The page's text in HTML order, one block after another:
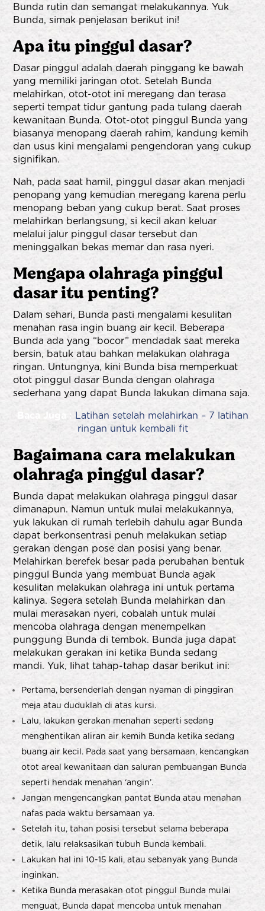
Bunda rutin dan semangat melakukannya. Yuk
Bunda, simak penjelasan berikut ini!
Apa itu pinggul dasar?
Dasar pinggul adalah daerah pinggang ke bawah
yang memiliki jaringan otot. Setelah Bunda
melahirkan, otot-otot ini meregang dan terasa
seperti tempat tidur gantung pada tulang daerah
kewanitaan Bunda. Otot-otot pinggul Bunda yang
biasanya menopang daerah rahim, kandung kemih
dan usus kini mengalami pengendoran yang cukup
signifikan.
Nah, pada saat hamil, pinggul dasar akan menjadi
penopang yang kemudian meregang karena perlu
menopang beban yang cukup berat. Saat proses
melahirkan berlangsung, si kecil akan keluar
melalui jalur pinggul dasar tersebut dan
meninggalkan bekas memar dan rasa nyeri.
Mengapa olahraga pinggul
dasar itu penting?
Dalam sehari, Bunda pasti mengalami kesulitan
menahan rasa ingin buang air kecil. Beberapa
Bunda ada yang “bocor” mendadak saat mereka
bersin, batuk atau bahkan melakukan olahraga
ringan. Untungnya, kini Bunda bisa memperkuat
otot pinggul dasar Bunda dengan olahraga
sederhana yang dapat Bunda lakukan dimana saja.
Baca Juga : Latihan setelah melahirkan – 7 latihan
ringan untuk kembali fit
Bagaimana cara melakukan
olahraga pinggul dasar?
Bunda dapat melakukan olahraga pinggul dasar
dimanapun. Namun untuk mulai melakukannya,
yuk lakukan di rumah terlebih dahulu agar Bunda
dapat berkonsentrasi penuh melakukan setiap
gerakan dengan pose dan posisi yang benar.
Melahirkan berefek besar pada perubahan bentuk
pinggul Bunda yang membuat Bunda agak
kesulitan melakukan olahraga ini untuk pertama
kalinya. Segera setelah Bunda melahirkan dan
mulai merasakan nyeri, cobalah untuk mulai
mencoba olahraga dengan menempelkan
punggung Bunda di tembok. Bunda juga dapat
melakukan gerakan ini ketika Bunda sedang
mandi. Yuk, lihat tahap-tahap dasar berikut ini:
Pertama, bersenderlah dengan nyaman di pinggiran
meja atau duduklah di atas kursi.
Lalu, lakukan gerakan menahan seperti sedang
menghentikan aliran air kemih Bunda ketika sedang
buang air kecil. Pada saat yang bersamaan, kencangkan
otot areal kewanitaan dan saluran pembuangan Bunda
seperti hendak menahan ‘angin’.
Jangan mengencangkan pantat Bunda atau menahan
nafas pada waktu bersamaan ya.
Setelah itu, tahan posisi tersebut selama beberapa
detik, lalu relaksasikan tubuh Bunda kembali.
Lakukan hal ini 10-15 kali, atau sebanyak yang Bunda
inginkan.
Ketika Bunda merasakan otot pinggul Bunda mulai
menguat, Bunda dapat mencoba untuk menahan